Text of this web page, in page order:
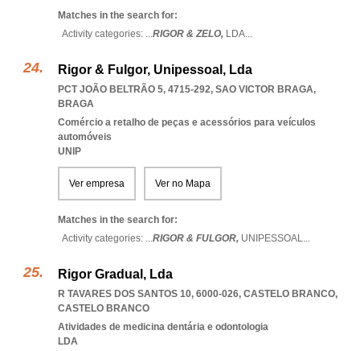
Matches in the search for:
Activity categories: ...RIGOR & ZELO, LDA...
Rigor & Fulgor, Unipessoal, Lda
PCT JOÃO BELTRÃO 5, 4715-292, SAO VICTOR BRAGA,
BRAGA
Comércio a retalho de peças e acessórios para veículos
automóveis
UNIP
Ver empresa Ver no Mapa
Matches in the search for:
Activity categories: ...RIGOR & FULGOR, UNIPESSOAL...
Rigor Gradual, Lda
R TAVARES DOS SANTOS 10, 6000-026, CASTELO BRANCO,
CASTELO BRANCO
Atividades de medicina dentária e odontologia
LDA